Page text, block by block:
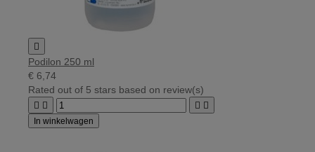

Podilon 250 ml
€ 6,74
Rated out of 5 stars based on review(s)
   
In winkelwagen